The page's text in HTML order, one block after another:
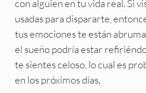
con alguien en tu vida real. Si
usadas para dispararte,
tus emociones te están
el sueño podría estar
te sientes celoso, lo cual es
en los próximos días.